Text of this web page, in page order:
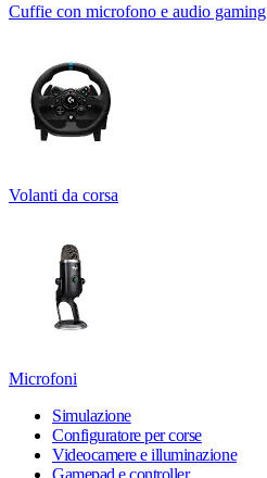
Cuffie con microfono e audio gaming
Volanti da corsa
Microfoni
Simulazione
Configuratore per corse
Videocamere e illuminazione
Gamepad e controller